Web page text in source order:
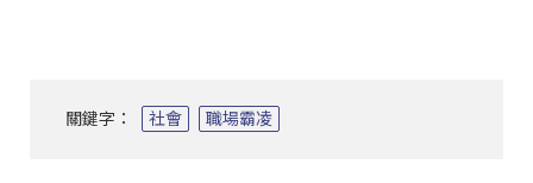
關鍵字： 社會 職場霸凌